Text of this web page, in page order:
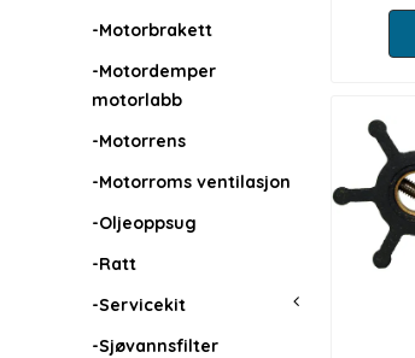
-Motorbrakett
-Motordemper
motorlabb
-Motorrens
-Motorroms ventilasjon
-Oljeoppsug
-Ratt
-Servicekit
-Sjøvannsfilter